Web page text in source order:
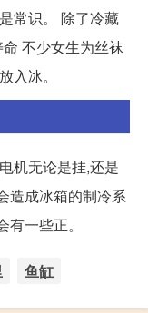
常识。 除了冷藏
不少女生为丝袜
入冰。
机无论是挂,还是
造成冰箱的制冷系
一些正。
鱼缸